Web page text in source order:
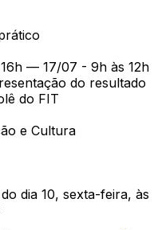
16h — 17/07 - 9h às 12h
do resultado
do FIT
e Cultura
dia 10, sexta-feira, às